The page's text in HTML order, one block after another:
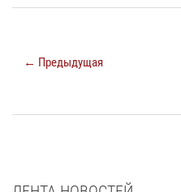
← Предыдущая